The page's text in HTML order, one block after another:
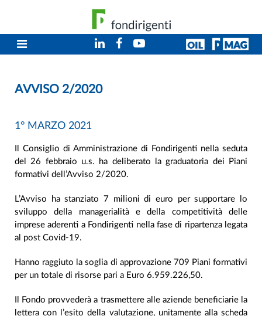
AVVISO 2/2020
1° MARZO 2021
Il Consiglio di Amministrazione di Fondirigenti nella seduta
del 26 febbraio u.s. ha deliberato la graduatoria dei Piani
formativi dell’Avviso 2/2020.
L’Avviso ha stanziato 7 milioni di euro per supportare lo
sviluppo della managerialità e della competitività delle
imprese aderenti a Fondirigenti nella fase di ripartenza legata
al post Covid-19.
Hanno raggiuto la soglia di approvazione 709 Piani formativi
per un totale di risorse pari a Euro 6.959.226,50.
Il Fondo provvederà a trasmettere alle aziende beneficiarie la
lettera con l’esito della valutazione, unitamente alla scheda